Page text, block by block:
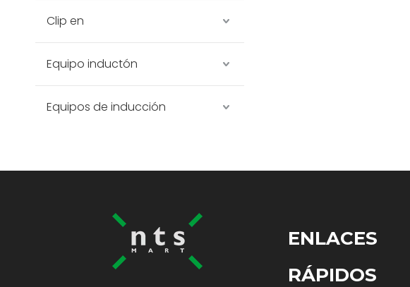
Clip en
Equipo inductón
Equipos de inducción
ENLACES
RÁPIDOS